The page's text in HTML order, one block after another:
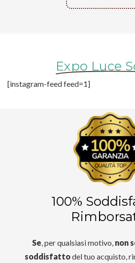
Expo Luce
[instagram-feed feed=1]
100%
Se , per qualsiasi motivo, non
soddisfattodel tuo acquisto,